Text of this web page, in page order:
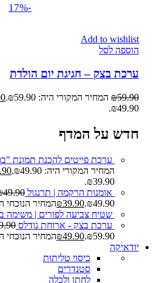
-17%
Add to wishlist
הוספה לסל
ערכת בצק – חגיגת יום הולדת
₪59.90 המחיר המקורי היה: ₪59.90.
₪49.90.
חדש על המדף
ערכת פייטים להכנת תמונת
המחיר המקורי היה: ₪49.90.
₪39.90.
אומנות הרקמה | תרנגול 49.90
₪49.90.
₪39.90
המחיר הנוכחי הוא:
שטיח צביעה לפורים | משימה
ערכת בצק - ארוחת נודלס
₪59.90.
₪49.90
המחיר הנוכחי הוא:
יודאיקה
כיסוי טליתות
סטנדרים
לחתן ולכלה